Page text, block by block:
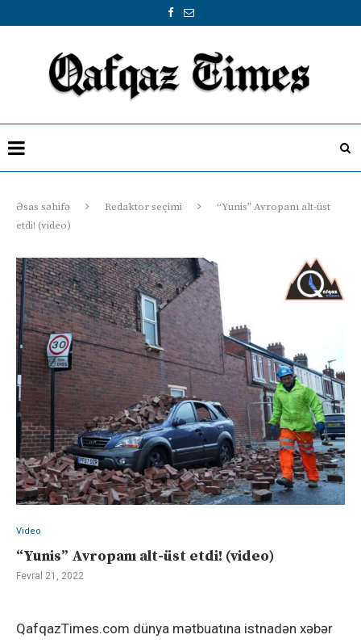
Əsas səhifə Redaktor seçimi
“Yunis” Avropanı alt-üst
etdi! (video)
Video
“Yunis” Avropanı alt-üst etdi! (video)
Fevral 21, 2022
QafqazTimes.com dünya mətbuatına istnadən xəbər